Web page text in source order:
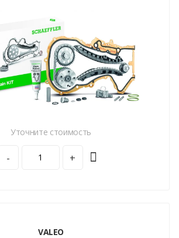
Уточните стоимость
- +
VALEO